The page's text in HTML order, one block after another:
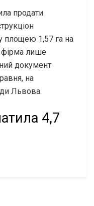
продати
площею 1,57 га на
фірма лише
документ
на
Львова.
4,7